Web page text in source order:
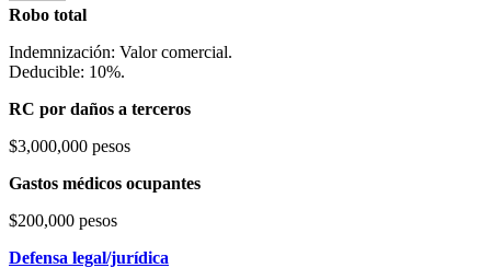
Robo total
Indemnización: Valor comercial.
Deducible: 10%.
RC por daños a terceros
$3,000,000 pesos
Gastos médicos ocupantes
$200,000 pesos
Defensa legal/jurídica